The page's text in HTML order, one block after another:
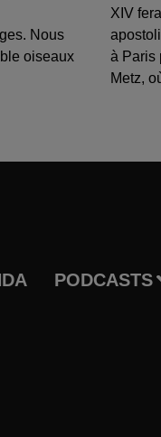
Nous
oiseaux
XIV
à Paris
Metz,
PODCASTS